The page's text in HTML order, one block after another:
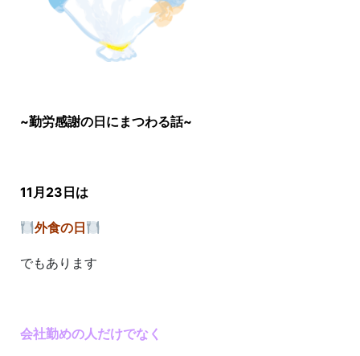
~勤労感謝の日にまつわる話~
11月23日は
外食の日
でもあります
会社勤めの人だけでなく